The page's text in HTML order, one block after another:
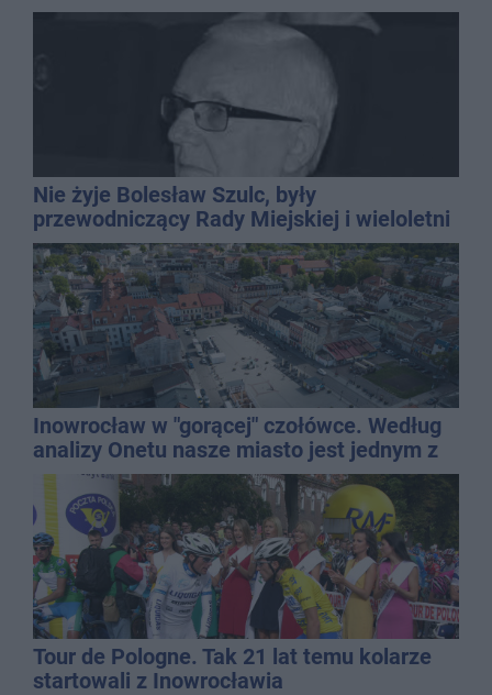
wielu stylizacji
Nie żyje Bolesław Szulc, były
przewodniczący Rady Miejskiej i wieloletni
dyrektor SP 14
Inowrocław w "gorącej" czołówce. Według
analizy Onetu nasze miasto jest jednym z
najbardziej narażonych na upały
Tour de Pologne. Tak 21 lat temu kolarze
startowali z Inowrocławia